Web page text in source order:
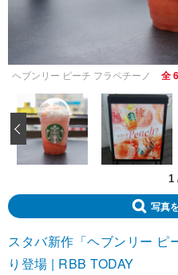
ヘブンリー ピーチ フラペチーノ 全
1
‹
写真
スタバ新作「ヘブンリー ピ
り登場 | RBB TODAY